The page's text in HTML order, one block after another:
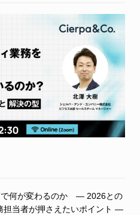
で何が変わるのか ― 2026との
担当者が押さえたいポイント ―